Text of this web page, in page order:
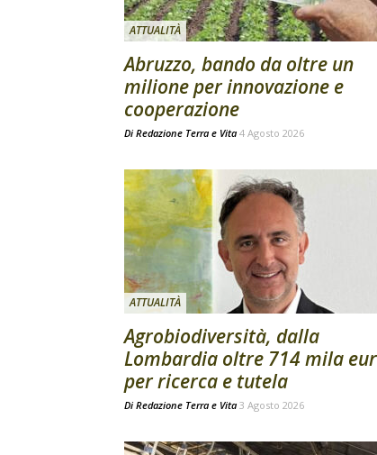
ATTUALITÀ
Abruzzo, bando da oltre un
milione per innovazione e
cooperazione
Di Redazione Terra e Vita 4 Agosto 2026
ATTUALITÀ
Agrobiodiversità, dalla
Lombardia oltre 714 mila
per ricerca e tutela
Di Redazione Terra e Vita 3 Agosto 2026